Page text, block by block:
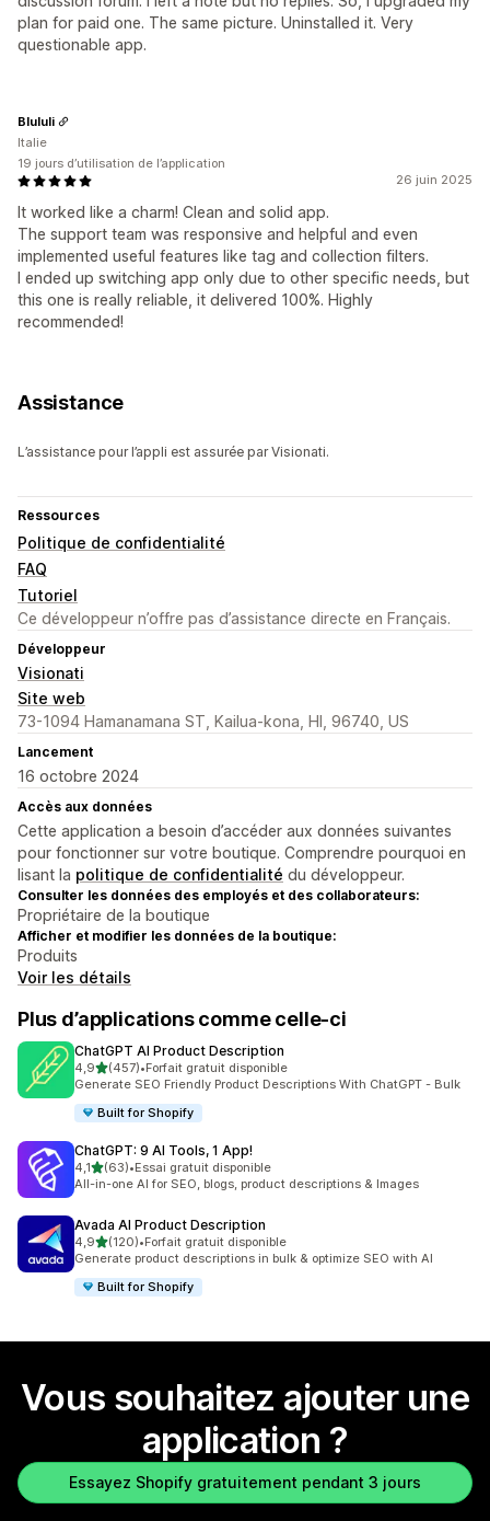
plan for paid one. The same picture. Uninstalled it. Very
questionable app.
26 juin 2025
It worked like a charm! Clean and solid app.
The support team was responsive and helpful and even
implemented useful features like tag and collection filters.
I ended up switching app only due to other specific needs, but
this one is really reliable, it delivered 100%. Highly
recommended!
Blululi
Italie
19 jours d’utilisation de l’application
Assistance
L’assistance pour l’appli est assurée par Visionati.
Ressources
Politique de confidentialité
FAQ
Tutoriel
Ce développeur n’offre pas d’assistance directe en Français.
Développeur
Visionati
Site web
73-1094 Hamanamana ST, Kailua-kona, HI, 96740, US
Lancement
16 octobre 2024
Accès aux données
Cette application a besoin d’accéder aux données suivantes
pour fonctionner sur votre boutique. Comprendre pourquoi en
lisant la politique de confidentialité du développeur.
Consulter les données des employés et des collaborateurs:
Propriétaire de la boutique
Afficher et modifier les données de la boutique:
Produits
Voir les détails
Plus d’applications comme celle-ci
ChatGPT AI Product Description
4,9étoile(s) sur 5
(457)
457 avis au total
•Forfait gratuit disponible
Generate SEO Friendly Product Descriptions With ChatGPT - Bulk
Built for Shopify
ChatGPT: 9 AI Tools, 1 App!
4,1étoile(s) sur 5
(63)
63 avis au total
•Essai gratuit disponible
All-in-one AI for SEO, blogs, product descriptions & Images
Avada AI Product Description
4,9étoile(s) sur 5
(120)
120 avis au total
•Forfait gratuit disponible
Generate product descriptions in bulk & optimize SEO with AI
Built for Shopify
Vous souhaitez ajouter une
application ?
Essayez Shopify gratuitement pendant 3 jours